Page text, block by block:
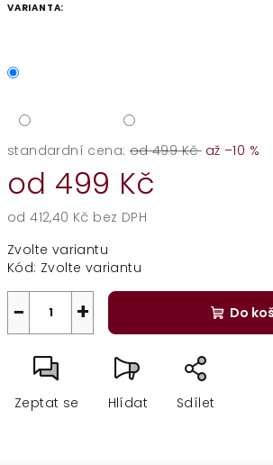
VARIANTA:
standardní cena: od 499 Kč až –10 %
od 499 Kč
od412,40 Kč bez DPH
cena:
Zvolte variantu
Kód: Zvolte variantu
+
− Do
Zeptat se Hlídat Sdílet